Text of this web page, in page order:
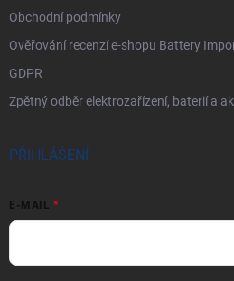
Obchodní podmínky
Ověřování recenzí e-shopu Battery
GDPR
Zpětný odběr elektrozařízení, baterií a
PŘIHLÁŠENÍ
E-MAIL